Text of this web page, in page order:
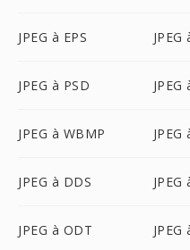
JPEG à EPS JPEG
JPEG à PSD JPEG
JPEG à WBMP JPEG
JPEG à DDS JPEG
JPEG à ODT JPEG